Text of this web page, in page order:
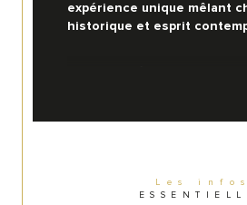
Les infos
expérience unique mêlant
historique et esprit
de qualité, tabourets,